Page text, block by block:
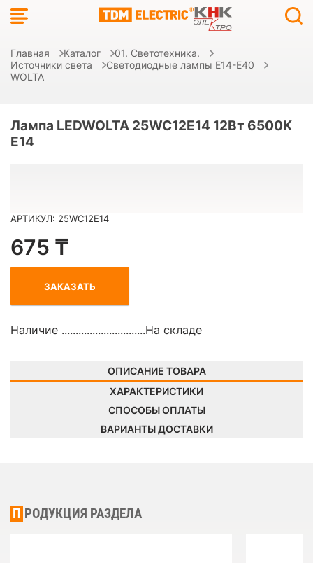
Главная Каталог
01. Светотехника.
Источники света
Светодиодные лампы E14-E40
WOLTA
Лампа LEDWOLTA 25WC12E14 12Вт 6500K
E14
АРТИКУЛ: 25WC12E14
675 ₸
ЗАКАЗАТЬ
Наличие ..............................На складе
ОПИСАНИЕ ТОВАРА
ХАРАКТЕРИСТИКИ
СПОСОБЫ ОПЛАТЫ
ВАРИАНТЫ ДОСТАВКИ
ПРОДУКЦИЯ РАЗДЕЛА